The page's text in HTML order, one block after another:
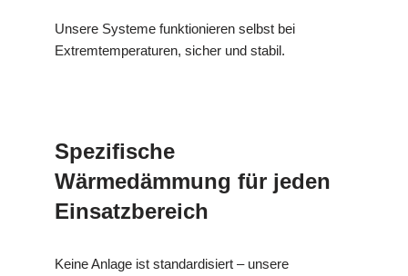
Unsere Systeme funktionieren selbst bei
Extremtemperaturen, sicher und stabil.
Spezifische
Wärmedämmung für jeden
Einsatzbereich
Keine Anlage ist standardisiert – unsere